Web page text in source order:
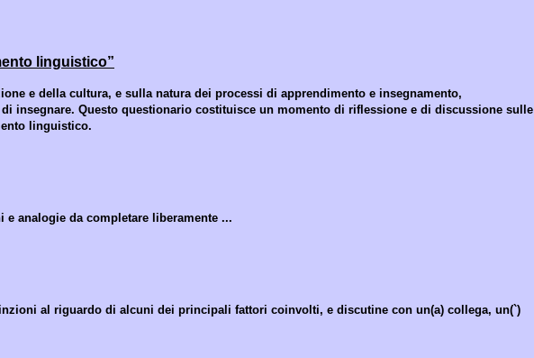
linguistico”
e della cultura, e sulla natura dei processi di apprendimento e insegnamento,
insegnare. Questo questionario costituisce un momento di riflessione e di discussione sulle
linguistico.
analogie da completare liberamente ...
al riguardo di alcuni dei principali fattori coinvolti, e discutine con un(a) collega, un(`)